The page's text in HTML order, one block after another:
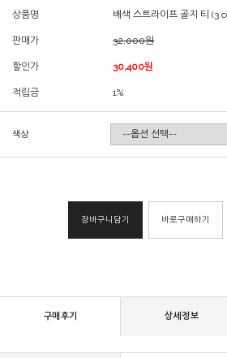
상품명 배색 스트라이프 골지 티 (3
판매가 32,000원
할인가 30,400원
적립금 1%
색상
장바구니담기 바로구매하기
구매후기 상세정보